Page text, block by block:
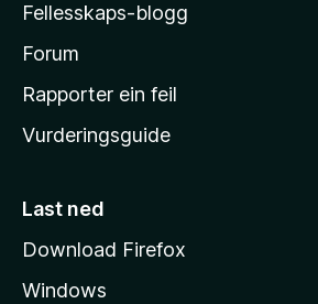
-
h
e
m
s
d
a
Fellesskaps-blogg
Forum
Rapporter ein feil
Vurderingsguide
Last ned
Download Firefox
Windows